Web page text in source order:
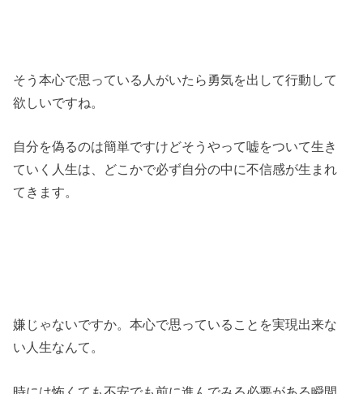
そう本心で思っている人がいたら勇気を出して行動して
欲しいですね。
自分を偽るのは簡単ですけどそうやって嘘をついて生き
ていく人生は、どこかで必ず自分の中に不信感が生まれ
てきます。
嫌じゃないですか。本心で思っていることを実現出来な
い人生なんて。